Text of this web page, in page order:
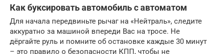
Как буксировать автомобиль с автоматом
Для начала передвиньте рычаг на «Нейтраль», следите
аккуратно за машиной впереди Вас на тросе. Не
дёргайте руль и помните об остановке каждые 30 минут
– это правило о безопасности КПП, чтобы не